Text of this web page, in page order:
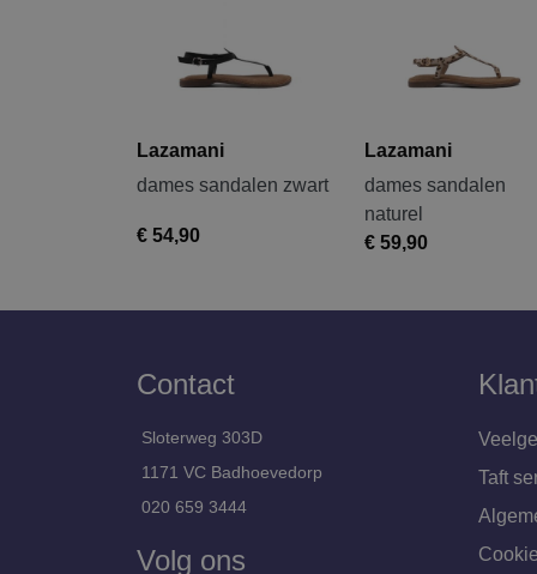
Lazamani
dames sandalen zwart
€ 54,90
Lazamani
dames sandalen
naturel
€ 59,90
Contact
Sloterweg 303D
1171 VC Badhoevedorp
020 659 3444
Volg ons
Taft